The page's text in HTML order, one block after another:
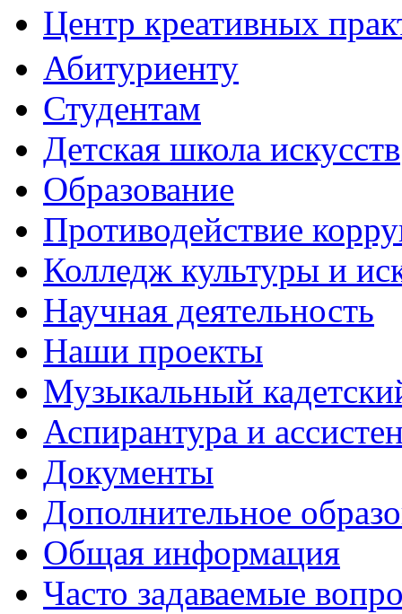
Центр креативных
Абитуриенту
Студентам
Детская школа искусств
Образование
Противодействие
Колледж культуры и
Научная деятельность
Наши проекты
Музыкальный
Аспирантура и
Документы
Дополнительное
Общая информация
Часто задаваемые